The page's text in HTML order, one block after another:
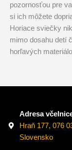
pozornosťou pre
si ich môžete
Horiace sviečky
mimo dosahu detí
horľavých
Adresa
Hraň 177, 076
Slovensko